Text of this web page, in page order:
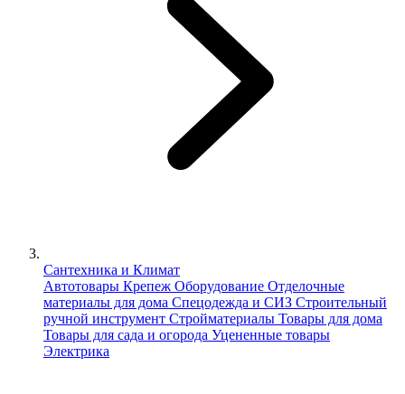
Сантехника и Климат
Автотовары Крепеж Оборудование Отделочные
материалы для дома Спецодежда и СИЗ Строительный
ручной инструмент Стройматериалы Товары для дома
Товары для сада и огорода Уцененные товары
Электрика